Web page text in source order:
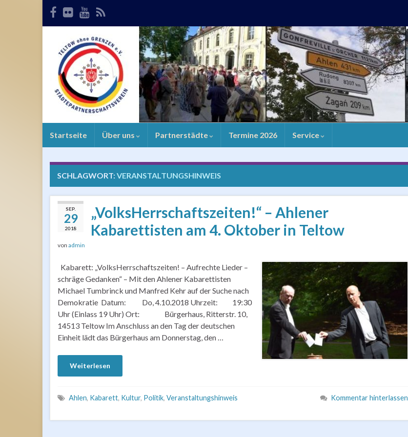
Startseite Über uns Partnerstädte Termine 2026 Service
SCHLAGWORT:VERANSTALTUNGSHINWEIS
SEP.
29
2018
„VolksHerrschaftszeiten!“ – Ahlener
Kabarettisten am 4. Oktober in Teltow
von admin
Kabarett: „VolksHerrschaftszeiten! – Aufrechte Lieder –
schräge Gedanken“ – Mit den Ahlener Kabarettisten
Michael Tumbrinck und Manfred Kehr auf der Suche nach
Demokratie Datum: Do, 4.10.2018 Uhrzeit: 19:30
Uhr (Einlass 19 Uhr) Ort: Bürgerhaus, Ritterstr. 10,
14513 Teltow Im Anschluss an den Tag der deutschen
Einheit lädt das Bürgerhaus am Donnerstag, den …
Weiterlesen
Ahlen, Kabarett, Kultur, Politik, Veranstaltungshinweis Kommentar hinterlassen